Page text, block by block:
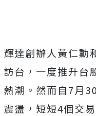
輝達創辦人黃仁勳
訪台，一度推升台
熱潮。然而自7月
震盪，短短4個交